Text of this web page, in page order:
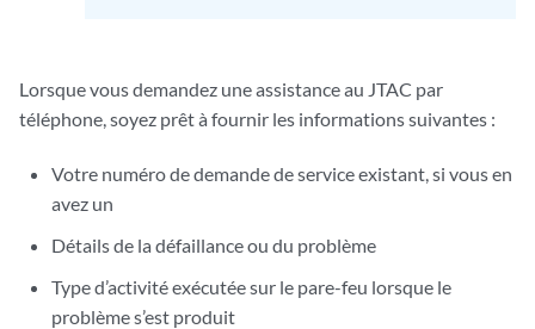
Lorsque vous demandez une assistance au JTAC par
téléphone, soyez prêt à fournir les informations suivantes :
Votre numéro de demande de service existant, si vous en
avez un
Détails de la défaillance ou du problème
Type d’activité exécutée sur le pare-feu lorsque le
problème s’est produit